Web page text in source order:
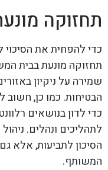
תחזוקה
כדי להפחית את הסיכוי
תחזוקה מונעת בבית
שמירה על ניקיון
הבטיחות. כמו כן, חשוב
כדי לדון בנושאים
לתהליכים ונהלים.
הסיכון לתביעות, אלא
המשותף.